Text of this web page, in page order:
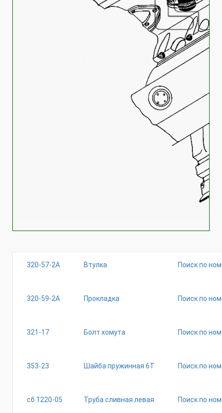
320-57-2А Втулка Поиск по
320-59-2А Прокладка Поиск по
321-17 Болт хомута Поиск по
353-23 Шайба пружинная 6Т Поиск по
сб.1220-05 Труба сливная левая Поиск по